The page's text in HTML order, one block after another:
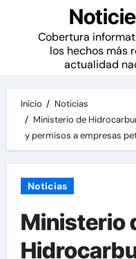
Cobertura
los hechos más
actualidad
Inicio
Noticias
Ministerio de
y permisos a empresas
Noticias
Ministerio